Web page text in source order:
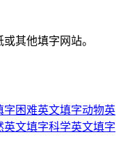
其他填字网站。
字 困难英文填字动物英
英文填字科学英文填字